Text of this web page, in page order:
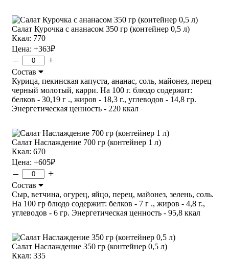
Салат Курочка с ананасом 350 гр (контейнер 0,5 л)
Ккал: 770
Цена: +363₽
– +
Состав
Курица, пекинская капуста, ананас, соль, майонез, перец
черный молотый, карри. На 100 г. блюдо содержит:
белков - 30,19 г ., жиров - 18,3 г., углеводов - 14,8 гр.
Энергетическая ценность - 220 ккал
Салат Наслаждение 700 гр (контейнер 1 л)
Ккал: 670
Цена: +605₽
– +
Состав
Сыр, ветчина, огурец, яйцо, перец, майонез, зелень, соль.
На 100 гр блюдо содержит: белков - 7 г ., жиров - 4,8 г.,
углеводов - 6 гр. Энергетическая ценность - 95,8 ккал
Салат Наслаждение 350 гр (контейнер 0,5 л)
Ккал: 335